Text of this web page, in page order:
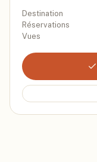
Destination
Réservations
Vues